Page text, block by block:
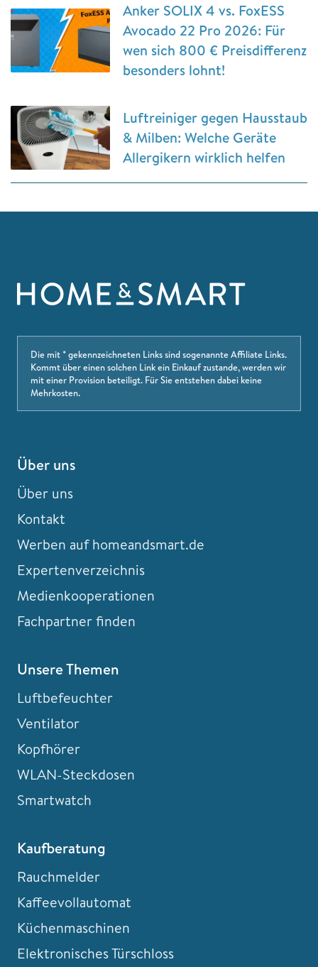
Anker SOLIX 4 vs. FoxESS
Avocado 22 Pro 2026: Für
wen sich 800 € Preisdifferenz
besonders lohnt!
Luftreiniger gegen Hausstaub
& Milben: Welche Geräte
Allergikern wirklich helfen
Die mit * gekennzeichneten Links sind sogenannte Affiliate Links.
Kommt über einen solchen Link ein Einkauf zustande, werden wir
mit einer Provision beteiligt. Für Sie entstehen dabei keine
Mehrkosten.
Über uns
Über uns
Kontakt
Werben auf homeandsmart.de
Expertenverzeichnis
Medienkooperationen
Fachpartner finden
Unsere Themen
Luftbefeuchter
Ventilator
Kopfhörer
WLAN-Steckdosen
Smartwatch
Kaufberatung
Rauchmelder
Kaffeevollautomat
Küchenmaschinen
Elektronisches Türschloss